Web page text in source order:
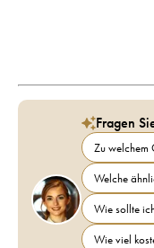
Fragen
Zu welchem
Welche
Wie sollte
Wie viel